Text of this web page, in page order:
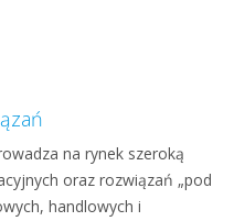
na rynek szeroką
oraz rozwiązań „pod
handlowych i